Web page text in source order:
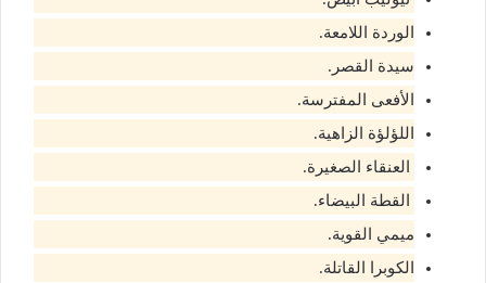
الوردة اللامعة.
سيدة القصر.
الأفعى المفترسة.
اللؤلؤة الزاهية.
العنقاء الصغيرة.
القطة البيضاء.
ميمي القوية.
الكوبرا القاتلة.